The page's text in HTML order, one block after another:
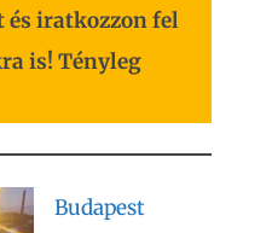
iratkozzon fel
is! Tényleg
Budapest